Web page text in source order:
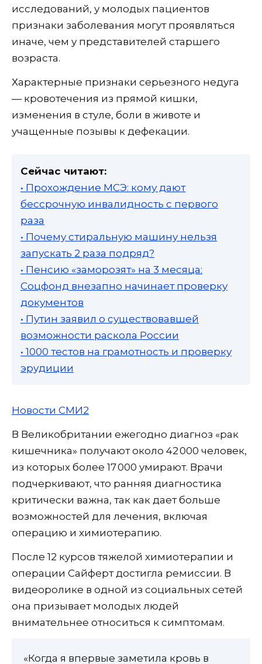
исследований, у молодых пациентов
признаки заболевания могут проявляться
иначе, чем у представителей старшего
возраста.
Характерные признаки серьезного недуга
— кровотечения из прямой кишки,
изменения в стуле, боли в животе и
учащенные позывы к дефекации.
Сейчас читают:
• Прохождение МСЭ: кому дают
бессрочную инвалидность с первого
раза
• Почему стиральную машину нельзя
запускать 2 раза подряд?
• Пенсию «заморозят» на 3 месяца:
Соцфонд внезапно начинает проверку
документов
• Путин заявил о существовавшей
возможности раскола России
• 1000 тестов на грамотность и проверку
эрудиции
Новости СМИ2
В Великобритании ежегодно диагноз «рак
кишечника» получают около 42 000 человек,
из которых более 17 000 умирают. Врачи
подчеркивают, что ранняя диагностика
критически важна, так как дает больше
возможностей для лечения, включая
операцию и химиотерапию.
После 12 курсов тяжелой химиотерапии и
операции Сайферт достигла ремиссии. В
видеоролике в одной из социальных сетей
она призывает молодых людей
внимательнее относиться к симптомам.
«Когда я впервые заметила кровь в